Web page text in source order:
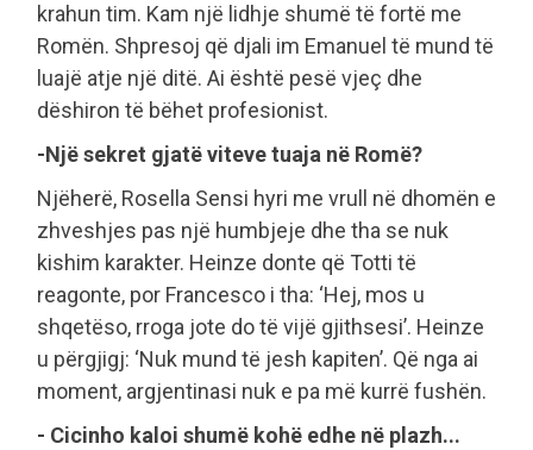
krahun tim. Kam një lidhje shumë të fortë me
Romën. Shpresoj që djali im Emanuel të mund të
luajë atje një ditë. Ai është pesë vjeç dhe
dëshiron të bëhet profesionist.
-Një sekret gjatë viteve tuaja në Romë?
Njëherë, Rosella Sensi hyri me vrull në dhomën e
zhveshjes pas një humbjeje dhe tha se nuk
kishim karakter. Heinze donte që Totti të
reagonte, por Francesco i tha: ‘Hej, mos u
shqetëso, rroga jote do të vijë gjithsesi’. Heinze
u përgjigj: ‘Nuk mund të jesh kapiten’. Që nga ai
moment, argjentinasi nuk e pa më kurrë fushën.
- Cicinho kaloi shumë kohë edhe në plazh...